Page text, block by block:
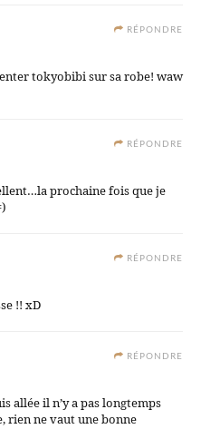
RÉPONDRE
tokyobibi sur sa robe! waw
RÉPONDRE
prochaine fois que je
RÉPONDRE
!! xD
RÉPONDRE
allée il n’y a pas longtemps
rien ne vaut une bonne